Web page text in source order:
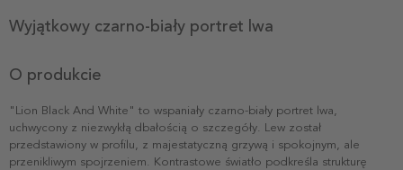
Wyjątkowy czarno-biały portret lwa
O produkcie
"Lion Black And White" to wspaniały czarno-biały portret lwa,
uchwycony z niezwykłą dbałością o szczegóły. Lew został
przedstawiony w profilu, z majestatyczną grzywą i spokojnym, ale
przenikliwym spojrzeniem. Kontrastowe światło podkreśla strukturę